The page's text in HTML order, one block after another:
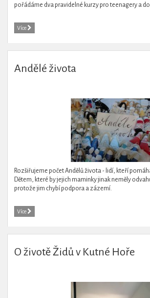
pořádáme dva pravidelné kurzy pro teenagery a
Více
Andělé života
Rozšiřujeme počet Andělů života - lidí, kteří
Dětem, které by jejich maminky jinak neměly
protože jim chybí podpora a zázemí.
Více
O životě Židů v Kutné Hoře